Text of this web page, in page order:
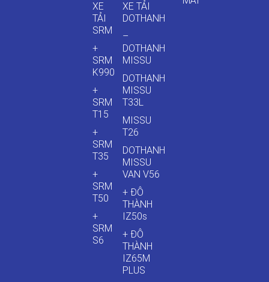
XE
TẢI
SRM
+
SRM
K990
+
SRM
T15
+
SRM
T35
+
SRM
T50
+
SRM
S6
XE TẢI
DOTHANH
–
DOTHANH
MISSU
DOTHANH
MISSU
T33L
MISSU
T26
DOTHANH
MISSU
VAN V56
+ ĐÔ
THÀNH
IZ50s
+ ĐÔ
THÀNH
IZ65M
PLUS